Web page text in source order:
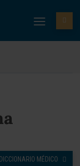
DICCIONARIO MÉDICO